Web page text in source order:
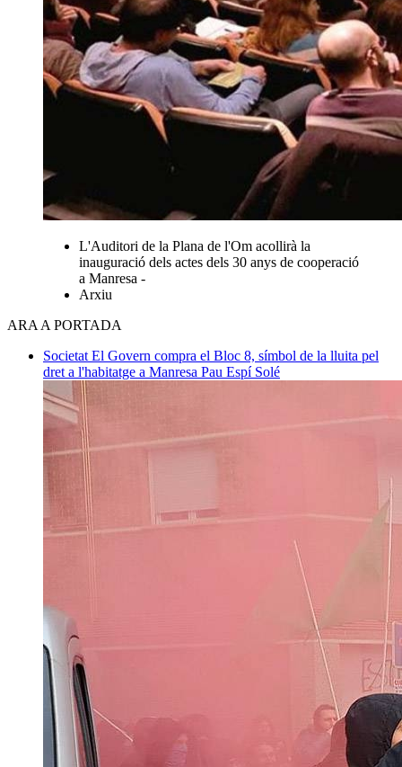
L'Auditori de la Plana de l'Om acollirà la
inauguració dels actes dels 30 anys de cooperació
a Manresa -
Arxiu
ARA A PORTADA
Societat El Govern compra el Bloc 8, símbol de la lluita pel
dret a l'habitatge a Manresa Pau Espí Solé